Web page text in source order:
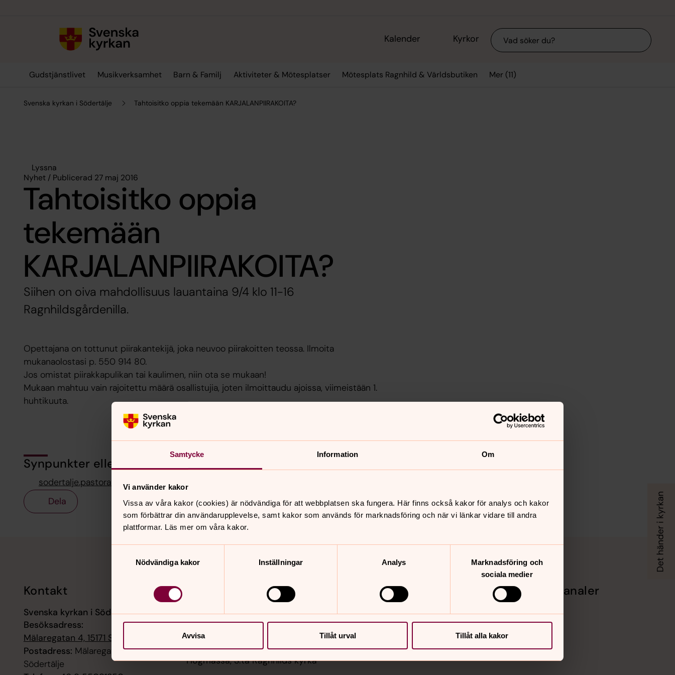
Samtycke Information Om
Vi använder kakor
Vissa av våra kakor (cookies) är nödvändiga för att webbplatsen ska fungera. Här finns också kakor för analys och kakor
som förbättrar din användarupplevelse, samt kakor som används för marknadsföring och när vi länkar vidare till andra
plattformar. Läs mer om våra kakor.
Nödvändiga kakor
Inställningar Analys
Marknadsföring och
sociala medier
Avvisa Tillåt urval Tillåt alla kakor
Kalender Kyrkor Sök
Gudstjänstlivet Musikverksamhet Barn & Familj Aktiviteter & Mötesplatser Mötesplats Ragnhild & Världsbutiken Mer (11)
Svenska kyrkan i Södertälje Tahtoisitko oppia tekemään KARJALANPIIRAKOITA?
Lyssna
Nyhet / Publicerad 27 maj 2016
Tahtoisitko oppia
tekemään
KARJALANPIIRAKOITA?
Siihen on oiva mahdollisuus lauantaina 9/4 klo 11-16
Ragnhildsgårdenilla.
Opettajana on tottunut piirakantekijä, joka neuvoo piirakoitten teossa. Ilmoita
mukanaolostasi p. 550 914 80.
Jos omistat piirakkapulikan tai kaulimen, niin ota se mukaan!
Mukaan mahtuu vain rajoitettu määrä osallistujia, joten ilmoittaudu ajoissa, viimeistään 1.
huhtikuuta.
Synpunkter eller frågor på sidans innehåll?
sodertalje.pastorat@svenskakyrkan.se
Dela
Kontakt
Svenska kyrkan i Södertälje
Besöksadress:
Mälaregatan 4, 15171 Södertälje
Postadress: Mälaregatan 6, 15171
Södertälje
9 augusti 11.00
Mässa, Lina kyrka
9 augusti 11.00
Högmässa, S:ta Ragnhilds kyrka
Hitta snabbt
Hitta på hemsidan
Kyrkor & Kapell
Om oss
Sidkarta
Sociala kanaler
Facebook
Instagram